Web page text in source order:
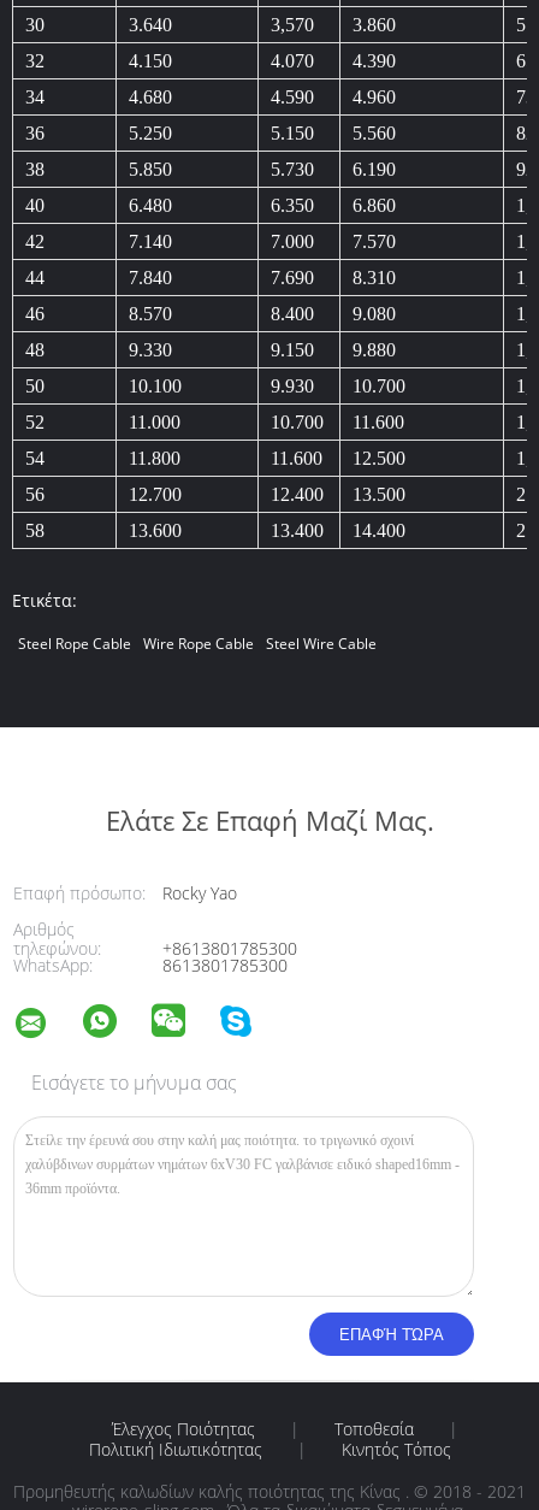
30
3.640 3,570 3.860
32
4.150 4.070 4.390
34
4.680 4.590 4.960
36
5.250 5.150 5.560
38
5.850 5.730 6.190
40
6.480 6.350 6.860
42
7.140 7.000 7.570
44
7.840 7.690 8.310
46
8.570 8.400 9.080
48
9.330 9.150 9.880
50
10.100 9.930 10.700
52
11.000 10.700 11.600
54
11.800 11.600 12.500
56
12.700 12.400 13.500
58
13.600 13.400 14.400
Ετικέτα:
Steel Rope Cable Wire Rope Cable Steel Wire Cable
Ελάτε Σε Επαφή Μαζί Μας.
Επαφή πρόσωπο:
Rocky Yao
Αριθμός
τηλεφώνου:
+8613801785300
WhatsApp: 8613801785300
Εισάγετε το μήνυμα σας
Έλεγχος Ποιότητας | Τοποθεσία
|
Πολιτική Ιδιωτικότητας
|
Κινητός Τόπος
Προμηθευτής καλωδίων καλής ποιότητας της Κίνας . © 2018 - 2021